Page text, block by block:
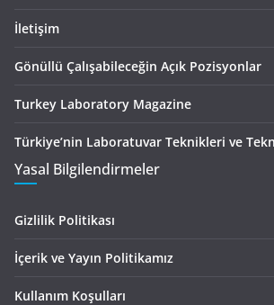
İletişim
Gönüllü Çalışabileceğin Açık Pozisyonlar
Turkey Laboratory Magazine
Türkiye’nin Laboratuvar Teknikleri ve
Yasal Bilgilendirmeler
Gizlilik Politikası
İçerik ve Yayın Politikamız
Kullanım Koşulları